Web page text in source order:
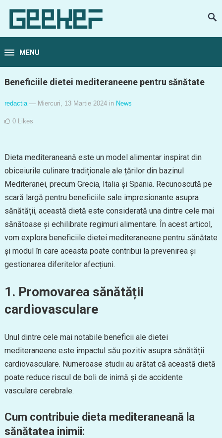
MENU
Beneficiile dietei mediteraneene pentru sănătate
redactia — Miercuri, 13 Martie 2024 in News
0 Likes
Dieta mediteraneană este un model alimentar inspirat din
obiceiurile culinare tradiționale ale țărilor din bazinul
Mediteranei, precum Grecia, Italia și Spania. Recunoscută pe
scară largă pentru beneficiile sale impresionante asupra
sănătății, această dietă este considerată una dintre cele mai
sănătoase și echilibrate regimuri alimentare. În acest articol,
vom explora beneficiile dietei mediteraneene pentru sănătate
și modul în care aceasta poate contribui la prevenirea și
gestionarea diferitelor afecțiuni.
1. Promovarea sănătății
cardiovasculare
Unul dintre cele mai notabile beneficii ale dietei
mediteraneene este impactul său pozitiv asupra sănătății
cardiovasculare. Numeroase studii au arătat că această dietă
poate reduce riscul de boli de inimă și de accidente
vasculare cerebrale.
Cum contribuie dieta mediteraneană la
sănătatea inimii: